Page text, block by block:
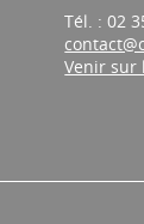
Tél. : 02
Venir sur